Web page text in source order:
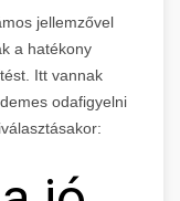
jellemzővel
a hatékony
Itt vannak
odafigyelni